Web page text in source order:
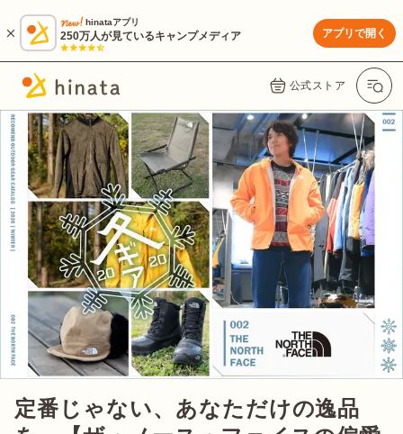
hinataアプリ
250万人が見ているキャンプメディア アプリで開く
公式ストア
定番じゃない、あなただけの逸品